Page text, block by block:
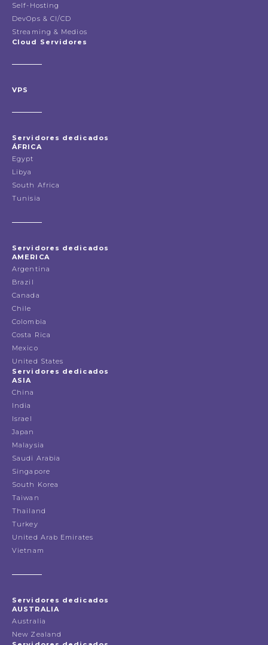
Self-Hosting
DevOps & CI/CD
Streaming & Medios
Cloud Servidores
VPS
Servidores dedicados
ÁFRICA
Egypt
Libya
South Africa
Tunisia
Servidores dedicados
AMERICA
Argentina
Brazil
Canada
Chile
Colombia
Costa Rica
Mexico
United States
Servidores dedicados
ASIA
China
India
Israel
Japan
Malaysia
Saudi Arabia
Singapore
South Korea
Taiwan
Thailand
Turkey
United Arab Emirates
Vietnam
Servidores dedicados
AUSTRALIA
Australia
New Zealand